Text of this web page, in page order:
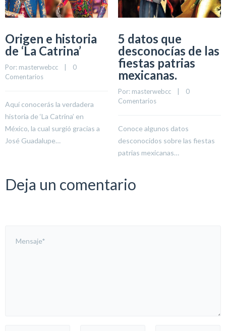
Origen e historia
de ‘La Catrina’
Por: masterwebcc
0
Comentarios
Aquí conocerás la verdadera
historia de ‘La Catrina’ en
México, la cual surgió gracias a
José Guadalupe…
5 datos que
desconocías de las
fiestas patrias
mexicanas.
Por: masterwebcc
0
Comentarios
Conoce algunos datos
desconocidos sobre las fiestas
patrias mexicanas…
Deja un comentario